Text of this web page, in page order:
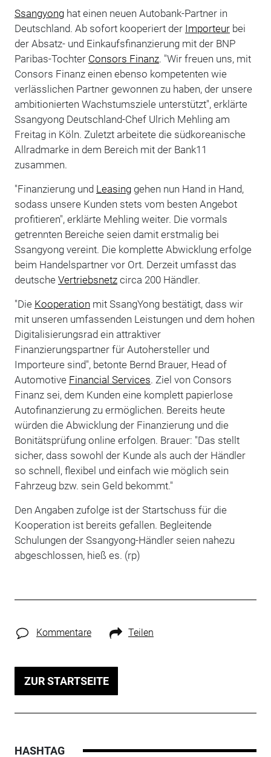
Ssangyonghat einen neuen Autobank-Partner in
Deutschland. Ab sofort kooperiert der Importeurbei
der Absatz- und Einkaufsfinanzierung mit der BNP
Paribas-Tochter Consors Finanz. "Wir freuen uns, mit
Consors Finanz einen ebenso kompetenten wie
verlässlichen Partner gewonnen zu haben, der unsere
ambitionierten Wachstumsziele unterstützt", erklärte
Ssangyong Deutschland-Chef Ulrich Mehling am
Freitag in Köln. Zuletzt arbeitete die südkoreanische
Allradmarke in dem Bereich mit der Bank11
zusammen.
"Finanzierung und Leasinggehen nun Hand in Hand,
sodass unsere Kunden stets vom besten Angebot
profitieren", erklärte Mehling weiter. Die vormals
getrennten Bereiche seien damit erstmalig bei
Ssangyong vereint. Die komplette Abwicklung erfolge
beim Handelspartner vor Ort. Derzeit umfasst das
deutsche Vertriebsnetzcirca 200 Händler.
"Die Kooperation mit SsangYong bestätigt, dass wir
mit unseren umfassenden Leistungen und dem hohen
Digitalisierungsrad ein attraktiver
Finanzierungspartner für Autohersteller und
Importeure sind", betonte Bernd Brauer, Head of
Automotive Financial Services. Ziel von Consors
Finanz sei, dem Kunden eine komplett papierlose
Autofinanzierung zu ermöglichen. Bereits heute
würden die Abwicklung der Finanzierung und die
Bonitätsprüfung online erfolgen. Brauer: "Das stellt
sicher, dass sowohl der Kunde als auch der Händler
so schnell, flexibel und einfach wie möglich sein
Fahrzeug bzw. sein Geld bekommt."
Den Angaben zufolge ist der Startschuss für die
Kooperation ist bereits gefallen. Begleitende
Schulungen der Ssangyong-Händler seien nahezu
abgeschlossen, hieß es. (rp)
Kommentare Teilen
ZUR STARTSEITE
HASHTAG